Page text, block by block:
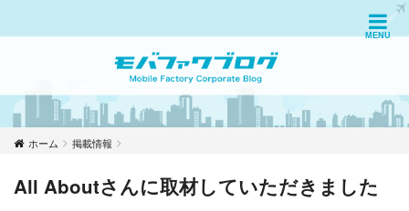
ホーム 掲載情報
All Aboutさんに取材していただきました